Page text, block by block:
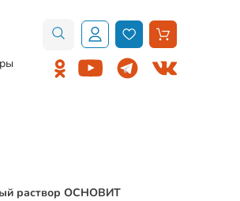
раствор ОСНОВИТ